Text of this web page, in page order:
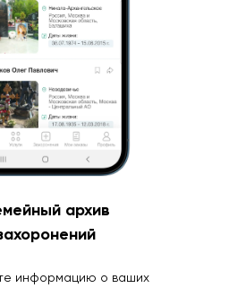
архив
информацию о ваших